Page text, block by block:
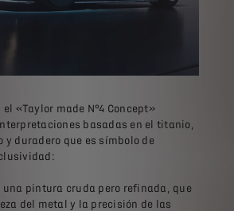
«Taylor made N°4 Concept»
basadas en el titanio,
y duradero que es símbolo de
una pintura cruda pero refinada, que
del metal y la precisión de las